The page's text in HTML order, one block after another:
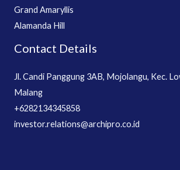
Grand Amaryllis
Alamanda Hill
Contact Details
Jl. Candi Panggung 3AB, Mojolangu, Kec.
Malang
+6282134345858
investor.relations@archipro.co.id